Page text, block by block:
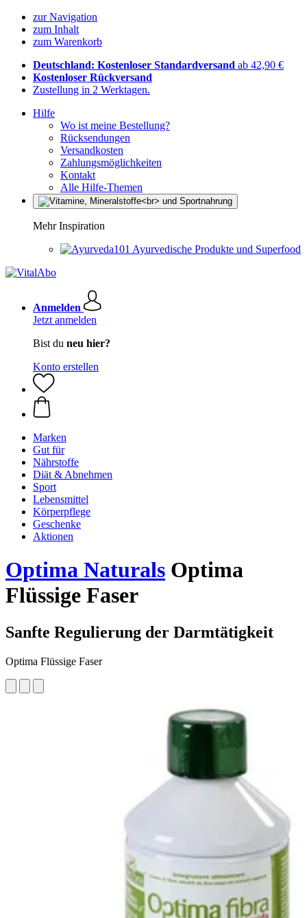
zur Navigation
zum Inhalt
zum Warenkorb
Deutschland: Kostenloser Standardversand ab 42,90 €
Kostenloser Rückversand
Zustellung in 2 Werktagen.
Hilfe
Wo ist meine Bestellung?
Rücksendungen
Versandkosten
Zahlungsmöglichkeiten
Kontakt
Alle Hilfe-Themen
Mehr Inspiration
Ayurvedische Produkte und Superfood
Anmelden
Jetzt anmelden
Bist du neu hier?
Konto erstellen
Marken
Gut für
Nährstoffe
Diät & Abnehmen
Sport
Lebensmittel
Körperpflege
Geschenke
Aktionen
Optima Naturals Optima
Flüssige Faser
Sanfte Regulierung der Darmtätigkeit
Optima Flüssige Faser